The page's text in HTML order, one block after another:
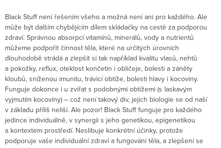
Black Stuff není řešením všeho a možná není ani pro každého. Ale
může být dalším chybějícím dílem skládačky na cestě za podporou
zdraví. Správnou absorpcí vitamínů, minerálů, vody a nutrientů
můžeme podpořit činnost těla, které na určitých úrovních
dlouhodobě strádá a zlepšit si tak například kvalitu vlasů, nehtů
a pokožky, reflux, oteklost končetin i obličeje, bolesti a záněty
kloubů, sníženou imunitu, trávicí obtíže, bolesti hlavy i kocoviny.
Funguje dokonce i u zvířat s podobnými obtížemi (s laskavým
vyjmutím kocoviny) – což není takový div, jejich biologie se od naší
v základu příliš neliší. Ale pozor! Black Stuff funguje pro každého
jedince individuálně, v synergii s jeho genetikou, epigenetikou
a kontextem prostředí. Neslibuje konkrétní účinky, protože
podporuje vaše individuální zdraví a fungování těla, a zlepšení se